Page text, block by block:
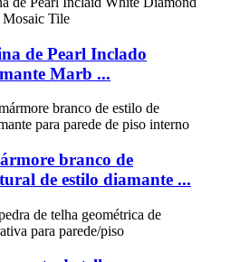
de Pearl Inclado
Marb ...
branco de
de estilo diamante ...